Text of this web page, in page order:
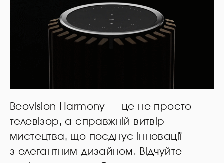
Beovision Harmony — це не просто
телевізор, а справжній витвір
мистецтва, що поєднує інновації
з елегантним дизайном. Відчуйте